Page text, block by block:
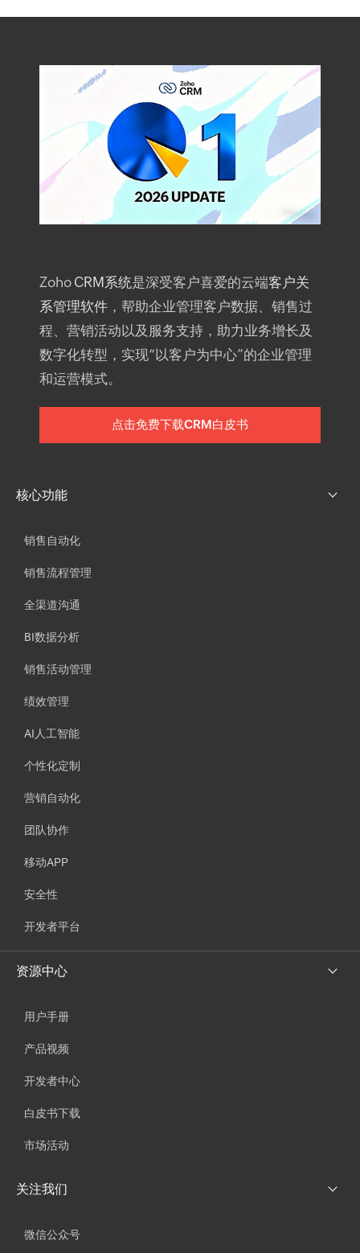
Zoho CRM系统是深受客户喜爱的云端客户关
系管理软件 ，帮助企业管理客户数据、销售过
程、营销活动以及服务支持，助力业务增长及
数字化转型，实现“以客户为中心”的企业管理
和运营模式。
点击免费下载CRM白皮书
核心功能
销售自动化
销售流程管理
全渠道沟通
BI数据分析
销售活动管理
绩效管理
AI人工智能
个性化定制
营销自动化
团队协作
移动APP
安全性
开发者平台
资源中心
用户手册
产品视频
开发者中心
白皮书下载
市场活动
关注我们
微信公众号